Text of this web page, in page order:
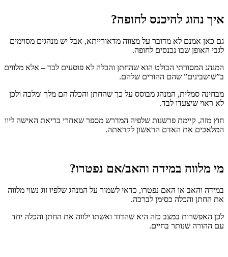
איך נהוג להיכנס לחופה?
גם כאן אמנם לא מדובר על מצווה מדאורייתא, אבל יש מנהגים מסוימים
לגבי האופן שבו נכנסים לחופה.
המנהג המסורתי הבולט הוא שהחתן והכלה לא פוסעים לבד – אלא מלווים
ב”שושבינים” שהם ההורים שלהם.
מבחינה סמלית, המנהג מבוסס על כך שהחתן והכלה הם מלך ומלכה ולכן
לא ראוי שיצעדו לבד.
חוץ מזה, קיימת פרשנות שלפיה המדרש מספר שאחרי בריאת האישה ליוו
המלאכים את האדם הראשון לקראתה.
מי מלווה במידה והאב/אם נפטרו?
במידה והאב או האם נפטרו, כדאי לשמור על המנהג שלפיו זוג נשוי מלווה
את החתן והכלה כסימן לברכה.
לכן האפשרות במצב כזה היא שהדוד ואשתו ילווה את החתן והכלה יחד
עם ההורה שנותר בחיים.